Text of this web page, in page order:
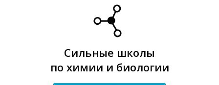
Сильные школы
по химии и биологии